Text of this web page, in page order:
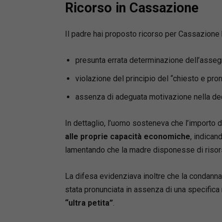
risposte
diritto
insegna
conflitti
Rivista
editor
Ricorso in Cassazione
Il padre hai proposto ricorso per
presunta errata determinazione
violazione del principio del “chiesto e
assenza di adeguata motivazione nella
In dettaglio, l’uomo sosteneva che l’importo
alle proprie capacità economiche,
lamentando che la madre disponesse di
La difesa evidenziava inoltre che la
stata pronunciata in assenza di una specifica
“ultra petita”